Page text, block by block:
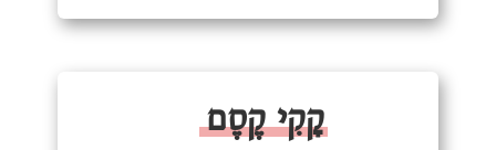
קָקִי קֶסֶם